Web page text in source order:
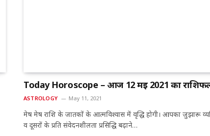
Today Horoscope – आज 12 मई 2021 का
ASTROLOGY May 11, 2021
मेष मेष राशि के जातकों के आत्मविश्वास में वृद्धि होगी। आपका जुझारू
व दूसरों के प्रति संवेदनशीलता प्रसिद्धि बढ़ाने…